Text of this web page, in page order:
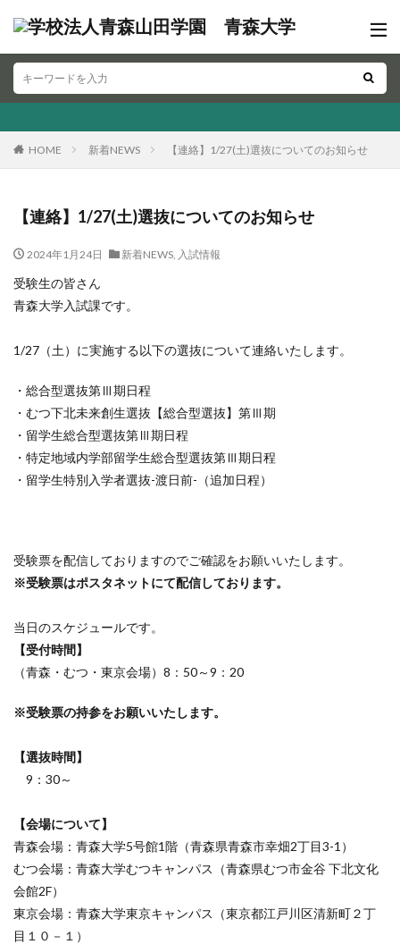
HOME 新着NEWS 【連絡】1/27(土)選抜についてのお知らせ
【連絡】1/27(土)選抜についてのお知らせ
2024年1月24日 新着NEWS, 入試情報
受験生の皆さん
青森大学入試課です。
1/27（土）に実施する以下の選抜について連絡いたします。
・総合型選抜第Ⅲ期日程
・むつ下北未来創生選抜【総合型選抜】第Ⅲ期
・留学生総合型選抜第Ⅲ期日程
・特定地域内学部留学生総合型選抜第Ⅲ期日程
・留学生特別入学者選抜-渡日前-（追加日程）
受験票を配信しておりますのでご確認をお願いいたします。
※受験票はポスタネットにて配信しております。
当日のスケジュールです。
【受付時間】
（青森・むつ・東京会場）8：50～9：20
※受験票の持参をお願いいたします。
【選抜時間】
9：30～
【会場について】
青森会場：青森大学5号館1階（青森県青森市幸畑2丁目3-1）
むつ会場：青森大学むつキャンパス（青森県むつ市金谷 下北文化
会館2F）
東京会場：青森大学東京キャンパス（東京都江戸川区清新町２丁
目１０－１）